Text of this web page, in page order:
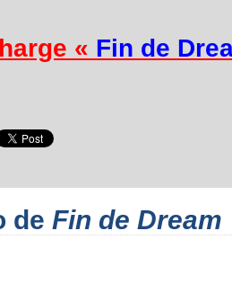
« Fin de
de Fin de Dream